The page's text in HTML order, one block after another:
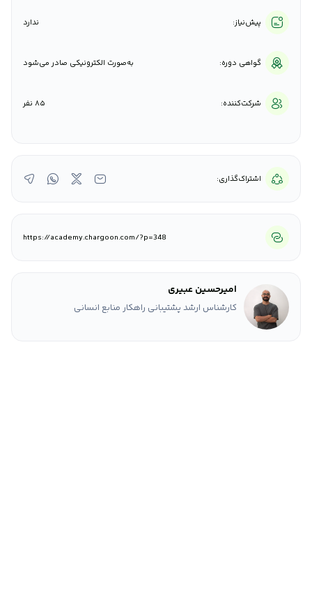
پیش‌نیاز: ندارد
گواهی دوره: به‌صورت الکترونیکی صادر می‌شود
شرکت‌کننده: 85 نفر
اشتراک‌گذاری:
https://academy.chargoon.com/?p=348
امیرحسین عبیری
کارشناس ارشد پشتیبانی راهکار منابع انسانی